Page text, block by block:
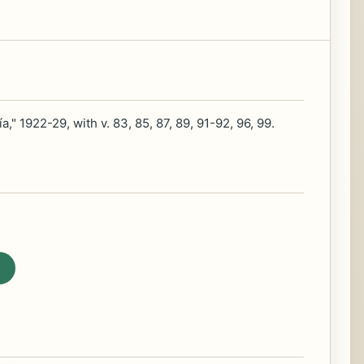
1922-29, with v. 83, 85, 87, 89, 91-92, 96, 99.